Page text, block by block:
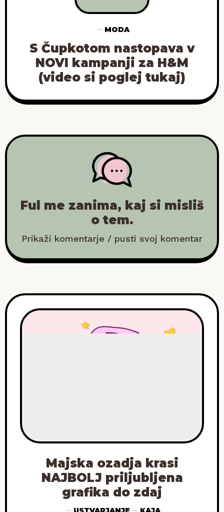
MODA
S Čupkotom nastopava v
NOVI kampanji za H&M
(video si poglej tukaj)
Ful me zanima, kaj si misliš
o tem.
Prikaži komentarje / pusti svoj komentar
Majska ozadja krasi
NAJBOLJ priljubljena
grafika do zdaj